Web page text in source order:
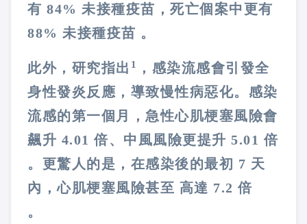
有 84% 未接種疫苗，死亡個案中更有
88% 未接種疫苗 。
此外，研究指出 1
，感染流感會引發全
身性發炎反應，導致慢性病惡化。感染
流感的第一個月，急性心肌梗塞風險會
飆升 4.01 倍、中風風險更提升 5.01 倍
。更驚人的是，在感染後的最初 7 天
內，心肌梗塞風險甚至 高達 7.2 倍
。